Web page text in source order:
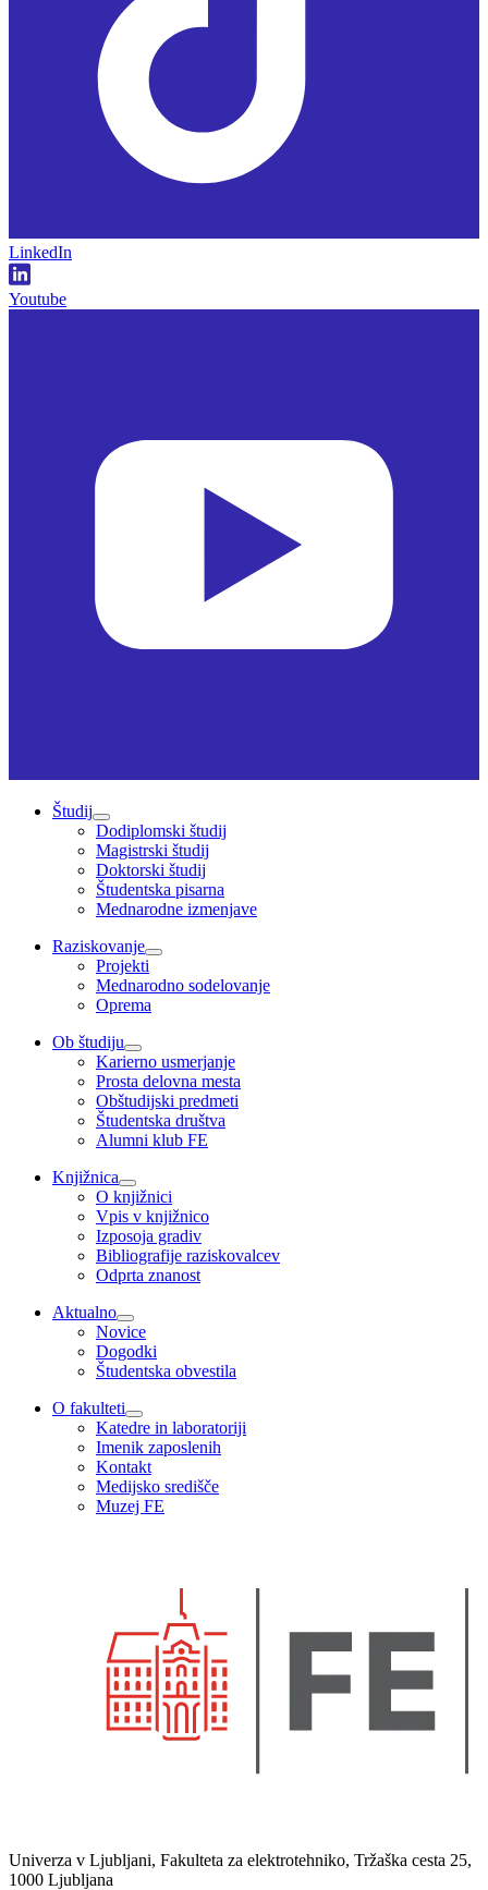
LinkedIn
Youtube
Študij
Dodiplomski študij
Magistrski študij
Doktorski študij
Študentska pisarna
Mednarodne izmenjave
Raziskovanje
Projekti
Mednarodno sodelovanje
Oprema
Ob študiju
Karierno usmerjanje
Prosta delovna mesta
Obštudijski predmeti
Študentska društva
Alumni klub FE
Knjižnica
O knjižnici
Vpis v knjižnico
Izposoja gradiv
Bibliografije raziskovalcev
Odprta znanost
Aktualno
Novice
Dogodki
Študentska obvestila
O fakulteti
Katedre in laboratoriji
Imenik zaposlenih
Kontakt
Medijsko središče
Muzej FE
Univerza v Ljubljani, Fakulteta za elektrotehniko, Tržaška cesta 25,
1000 Ljubljana